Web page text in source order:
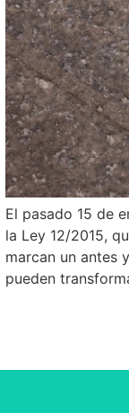
El pasado 15 de
la Ley 12/2015,
marcan un antes
pueden